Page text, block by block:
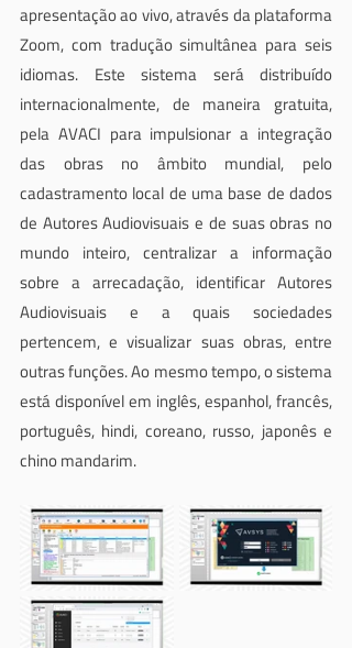
apresentação ao vivo, através da plataforma
Zoom, com tradução simultânea para seis
idiomas. Este sistema será distribuído
internacionalmente, de maneira gratuita,
pela AVACI para impulsionar a integração
das obras no âmbito mundial, pelo
cadastramento local de uma base de dados
de Autores Audiovisuais e de suas obras no
mundo inteiro, centralizar a informação
sobre a arrecadação, identificar Autores
Audiovisuais e a quais sociedades
pertencem, e visualizar suas obras, entre
outras funções. Ao mesmo tempo, o sistema
está disponível em inglês, espanhol, francês,
português, hindi, coreano, russo, japonês e
chino mandarim.